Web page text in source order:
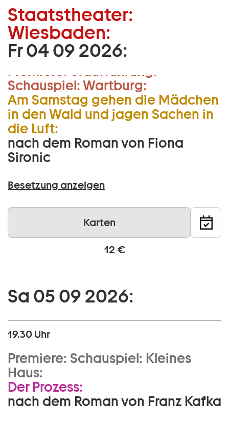
Zum Hauptinhalt springen
Zum Footer springen
Staatstheater:
Wiesbaden:
Fr 04 09 2026:
19.30 Uhr
Premiere: Uraufführung:
Schauspiel:Wartburg:
Am Samstag gehen die Mädchen
in den Wald und jagen Sachen in
die Luft:
nach dem Roman von Fiona
Sironic
Besetzung anzeigen
Karten
12 €
Sa 05 09 2026:
19.30 Uhr
Premiere: Schauspiel: Kleines
Haus:
Der Prozess:
nach dem Roman von Franz Kafka